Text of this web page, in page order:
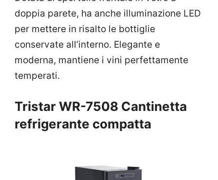
doppia parete, ha anche illuminazione LED
per mettere in risalto le bottiglie
conservate all’interno. Elegante e
moderna, mantiene i vini perfettamente
temperati.
Tristar WR-7508 Cantinetta
refrigerante compatta